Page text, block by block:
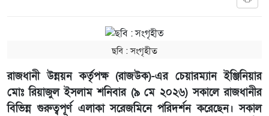
ছবি ‍: সংগৃহীত
রাজধানী উন্নয়ন কর্তৃপক্ষ (রাজউক)-এর চেয়ারম্যান ইঞ্জিনিয়ার
মোঃ রিয়াজুল ইসলাম শনিবার (৯ মে ২০২৬) সকালে রাজধানীর
বিভিন্ন গুরুত্বপূর্ণ এলাকা সরেজমিনে পরিদর্শন করেছেন। সকাল